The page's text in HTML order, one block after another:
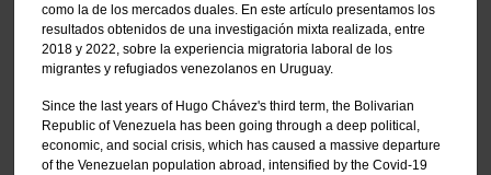
como la de los mercados duales. En este artículo presentamos los
resultados obtenidos de una investigación mixta realizada, entre
2018 y 2022, sobre la experiencia migratoria laboral de los
migrantes y refugiados venezolanos en Uruguay.
Since the last years of Hugo Chávez's third term, the Bolivarian
Republic of Venezuela has been going through a deep political,
economic, and social crisis, which has caused a massive departure
of the Venezuelan population abroad, intensified by the Covid-19